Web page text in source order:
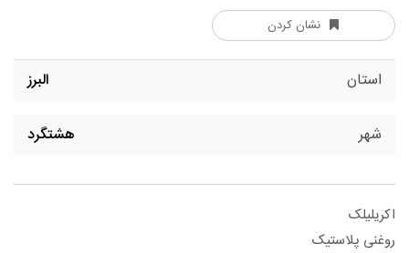
نشان کردن
استان البرز
شهر هشتگرد
اکریلیلک
روغنی پلاستیک